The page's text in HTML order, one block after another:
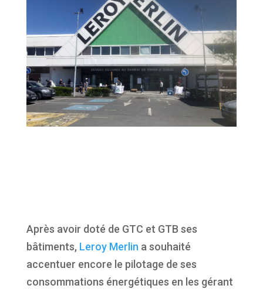
Après avoir doté de GTC et GTB ses
bâtiments, Leroy Merlin a souhaité
accentuer encore le pilotage de ses
consommations énergétiques en les gérant